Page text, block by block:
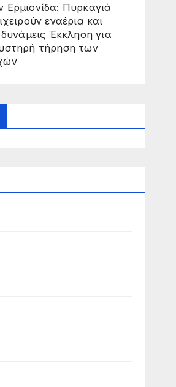
Ερμιονίδα: Πυρκαγιά
εναέρια και
δυνάμεις Έκκληση για
τήρηση των